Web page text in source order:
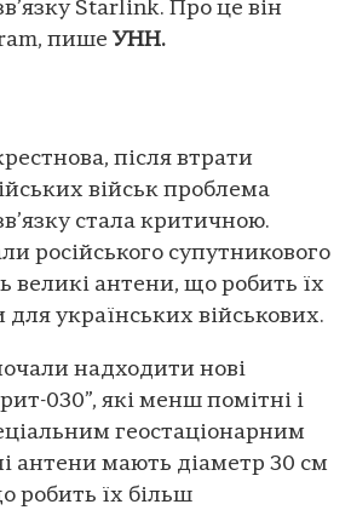
Starlink. Про це він
пише УНН.
після втрати
військ проблема
стала критичною.
російського супутникового
великі антени, що робить їх
українських військових.
надходити нові
030”, які менш помітні і
геостаціонарним
антени мають діаметр 30 см
робить їх більш